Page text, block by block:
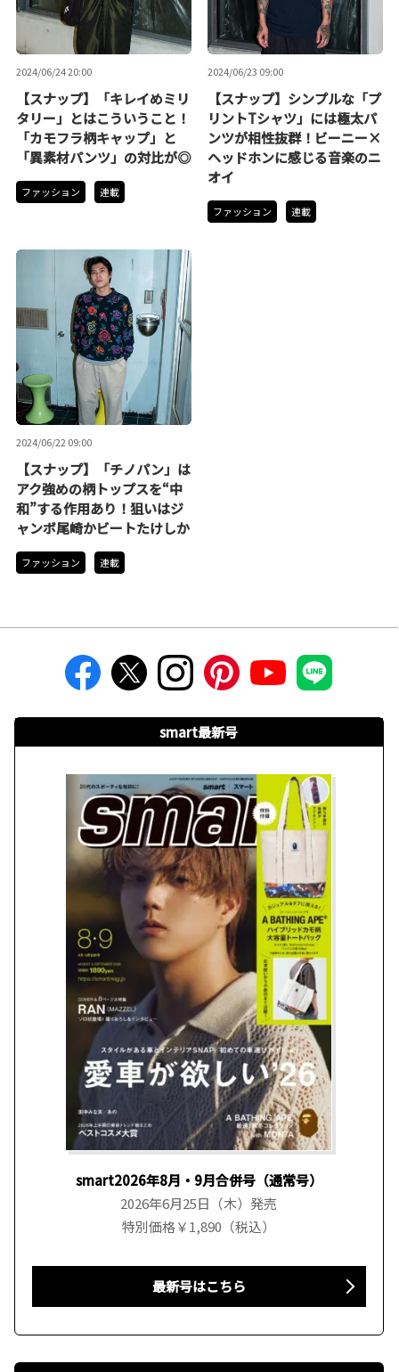
2024/06/24 20:00
【スナップ】「キレイめミリ
タリー」とはこういうこと！
「カモフラ柄キャップ」と
「異素材パンツ」の対比が◎
ファッション 連載
2024/06/23 09:00
【スナップ】シンプルな「プ
リントTシャツ」には極太パ
ンツが相性抜群！ビーニー×
ヘッドホンに感じる音楽のニ
オイ
ファッション 連載
2024/06/22 09:00
【スナップ】「チノパン」は
アク強めの柄トップスを“中
和”する作用あり！狙いはジ
ャンボ尾崎かビートたけしか
ファッション 連載
smart最新号
smart2026年8月・9月合併号（通常号）
2026年6月25日（木）発売
特別価格￥1,890（税込）
最新号はこちら